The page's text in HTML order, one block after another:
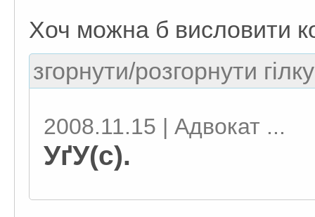
Хоч можна б висловити
згорнути/розгорнути
2008.11.15 | Адвокат ...
УґУ(с).